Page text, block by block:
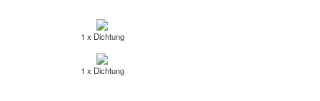
1 x Dichtung
1 x Dichtung